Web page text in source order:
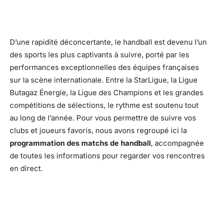
D’une rapidité déconcertante, le handball est devenu l’un
des sports les plus captivants à suivre, porté par les
performances exceptionnelles des équipes françaises
sur la scène internationale. Entre la StarLigue, la Ligue
Butagaz Énergie, la Ligue des Champions et les grandes
compétitions de sélections, le rythme est soutenu tout
au long de l’année. Pour vous permettre de suivre vos
clubs et joueurs favoris, nous avons regroupé ici la
programmation des matchs de handball, accompagnée
de toutes les informations pour regarder vos rencontres
en direct.